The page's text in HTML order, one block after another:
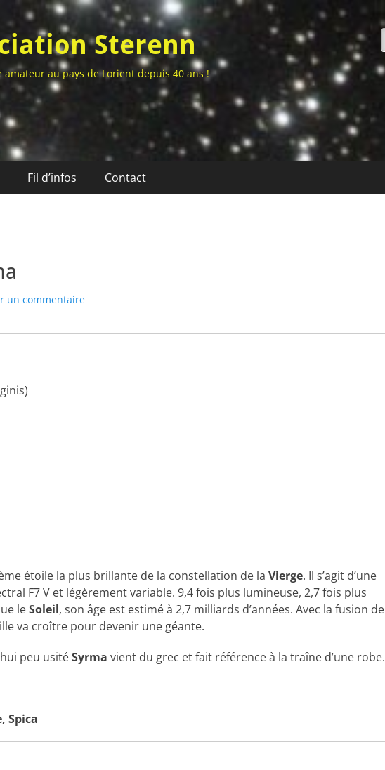
Sterenn
amateur au pays de Lorient depuis 40 ans !
Fil d’infos Contact
un commentaire
étoile la plus brillante de la constellation de la Vierge. Il s’agit d’une
F7 V et légèrement variable. 9,4 fois plus lumineuse, 2,7 fois plus
leSoleil, son âge est estimé à 2,7 milliards d’années. Avec la fusion de
va croître pour devenir une géante.
peu usitéSyrma vient du grec et fait référence à la traîne d’une robe.
Spica